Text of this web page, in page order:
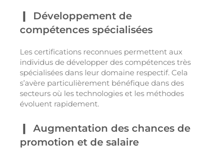
Développement de
compétences spécialisées
Les certifications reconnues permettent aux
individus de développer des compétences très
spécialisées dans leur domaine respectif. Cela
s’avère particulièrement bénéfique dans des
secteurs où les technologies et les méthodes
évoluent rapidement.
Augmentation des chances de
promotion et de salaire